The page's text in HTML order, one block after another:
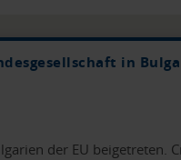
in
der EU